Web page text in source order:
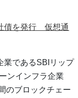
債を発行 仮想通
業であるSBIリップ
ンインフラ企業
のブロックチェー